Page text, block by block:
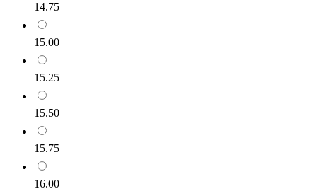
14.75
15.00
15.25
15.50
15.75
16.00